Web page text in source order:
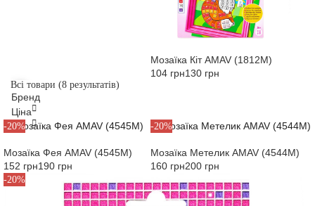
Мозаїка Кіт AMAV (1812M)
104 грн130 грн
Всі товари (8 результатів)
Бренд
Обрано фільтрів:
Amav
Застосувати фільтри
Скасувати
Ціна
Застосувати фільтр
Скасувати
-20%
Мозаїка Фея AMAV (4545M)
152 грн190 грн
-20%
Мозаїка Метелик AMAV (4544M)
160 грн200 грн
-20%